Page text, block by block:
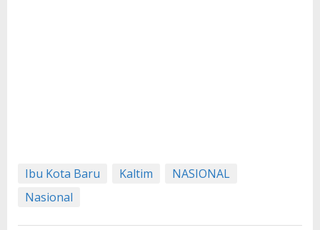
Ibu Kota Baru Kaltim
NASIONAL
Nasional